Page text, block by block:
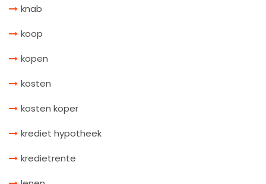
knab
koop
kopen
kosten
kosten koper
krediet hypotheek
kredietrente